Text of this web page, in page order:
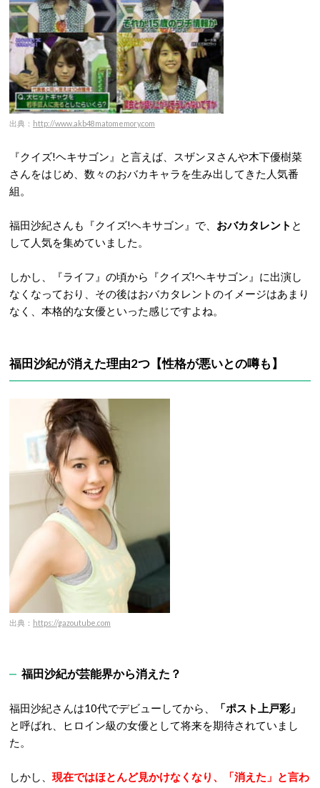
出典： http://www.akb48matomemory.com
『クイズ!ヘキサゴン』と言えば、スザンヌさんや木下優樹菜
さんをはじめ、数々のおバカキャラを生み出してきた人気番
組。
福田沙紀さんも『クイズ!ヘキサゴン』で、 おバカタレント と
して人気を集めていました。
しかし、『ライフ』の頃から『クイズ!ヘキサゴン』に出演し
なくなっており、その後はおバカタレントのイメージはあまり
なく、本格的な女優といった感じですよね。
福田沙紀が消えた理由2つ【性格が悪いとの噂も】
出典： https://gazoutube.com
福田沙紀が芸能界から消えた？
福田沙紀さんは10代でデビューしてから、
「ポスト上戸彩」
と呼ばれ、ヒロイン級の女優として将来を期待されていまし
た。
しかし、 現在ではほとんど見かけなくなり、「消えた」と言わ